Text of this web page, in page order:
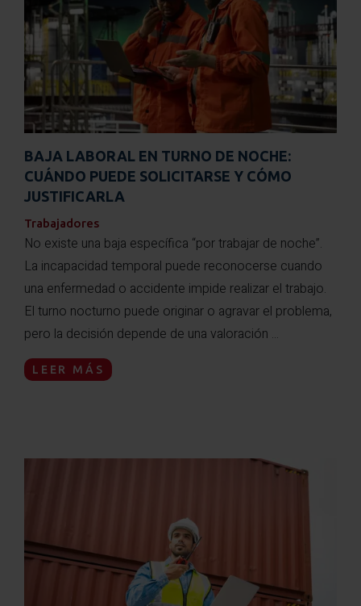
BAJA LABORAL EN TURNO DE NOCHE:
CUÁNDO PUEDE SOLICITARSE Y CÓMO
JUSTIFICARLA
Trabajadores
No existe una baja específica “por trabajar de noche”.
La incapacidad temporal puede reconocerse cuando
una enfermedad o accidente impide realizar el trabajo.
El turno nocturno puede originar o agravar el problema,
pero la decisión depende de una valoración ...
LEER MÁS